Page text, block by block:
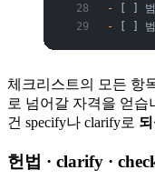
- [ ] 범
- [ ] 범
체크리스트의 모든 항
로 넘어갈 자격을 얻습
건 specify나 clarify로
헌법 · clarify ·